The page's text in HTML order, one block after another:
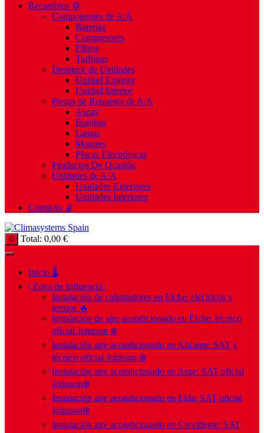
Recambios ⚙️
Componentes de A/A
Baterías
Compresores
Filtros
Turbinas
Despiece de Unidades
Unidad Exterior
Unidad Interior
Piezas de Repuesto de A/A
Aspas
Bombas
Lamas
Motores
Placas Electrónicas
Productos De Ocasión
Unidades de A/A
Unidades Exteriores
Unidades Interiores
Contacto 📡
0 Total: 0,00 €
Inicio 🌡️
| Zona de Influencia |
Instalación de calentadores en Elche: eléctricos y
termos 🔥
Instalación de aire acondicionado en Elche: técnico
oficial Johnson ❄️
Instalación aire acondicionado en Alicante: SAT y
técnico oficial Johnson ❄️
Instalación aire acondicionado en Aspe: SAT oficial
Johnson❄️
Instalación aire acondicionado en Elda: SAT oficial
Johnson❄️
Instalación aire acondicionado en Crevillente: SAT